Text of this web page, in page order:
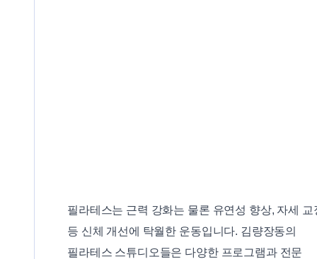
필라테스는 근력 강화는 물론 유연성 향상, 자세 교
등 신체 개선에 탁월한 운동입니다. 김량장동의
필라테스 스튜디오들은 다양한 프로그램과 전문